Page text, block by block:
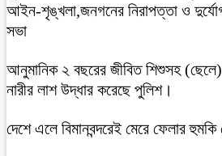
আইন-শৃঙ্খলা,জনগনের নিরাপত্তা ও
সভা
আনুমানিক ২ বছরের জীবিত শিশুসহ
নারীর লাশ উদ্ধার করেছে পুলিশ।
দেশে এলে বিমানবন্দরেই মেরে ফেলার